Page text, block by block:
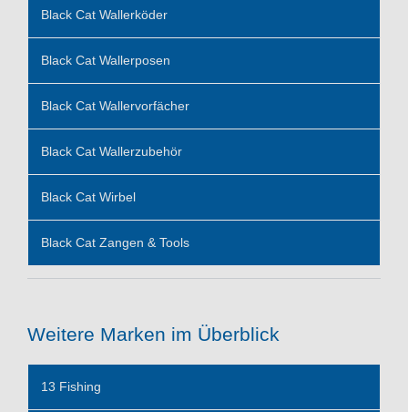
Black Cat Wallerköder
Black Cat Wallerposen
Black Cat Wallervorfächer
Black Cat Wallerzubehör
Black Cat Wirbel
Black Cat Zangen & Tools
Weitere Marken im Überblick
13 Fishing